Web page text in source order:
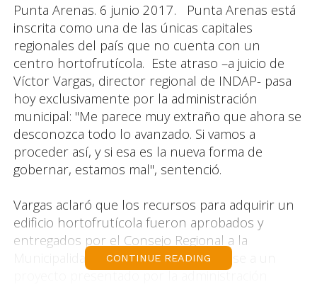
Punta Arenas. 6 junio 2017. Punta Arenas está
inscrita como una de las únicas capitales
regionales del país que no cuenta con un
centro hortofrutícola. Este atraso –a juicio de
Víctor Vargas, director regional de INDAP- pasa
hoy exclusivamente por la administración
municipal: "Me parece muy extraño que ahora se
desconozca todo lo avanzado. Si vamos a
proceder así, y si esa es la nueva forma de
gobernar, estamos mal", sentenció.
Vargas aclaró que los recursos para adquirir un
edificio hortofrutícola fueron aprobados y
entregados por el Consejo Regional a la
Municipalidad de Punta Arenas en base a un
proyecto presentado por la administración
CONTINUE READING